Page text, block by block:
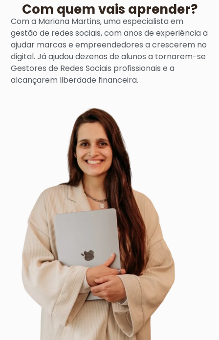
Com quem vais aprender?
Com a Mariana Martins, uma especialista em
gestão de redes sociais, com anos de experiência a
ajudar marcas e empreendedores a crescerem no
digital. Já ajudou dezenas de alunos a tornarem-se
Gestores de Redes Sociais profissionais e a
alcançarem liberdade financeira.